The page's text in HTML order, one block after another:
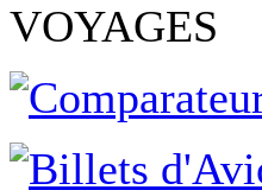
VOYAGES